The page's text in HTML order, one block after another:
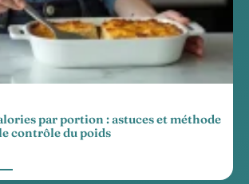
par portion : astuces et méthode
contrôle du poids